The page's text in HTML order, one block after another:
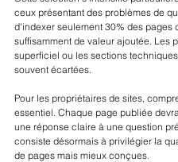
ceux présentant des problèmes de
d'indexer seulement 30% des pages
suffisamment de valeur ajoutée. Les
superficiel ou les sections
souvent écartées.
Pour les propriétaires de sites,
essentiel. Chaque page publiée
une réponse claire à une question
consiste désormais à privilégier la
de pages mais mieux conçues.